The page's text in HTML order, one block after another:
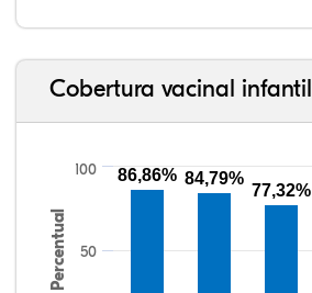
Cobertura vacinal infantil
Percentual 50
100 86,86% 84,79%
77,32%